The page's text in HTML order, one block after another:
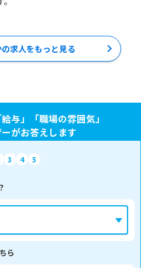
求人をもっと見る
与」「職場の雰囲気」
がお答えします
3 4 5
ら